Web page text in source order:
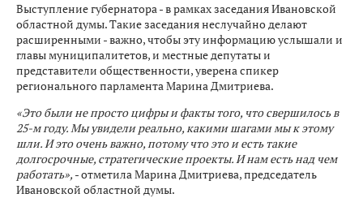
Выступление губернатора - в рамках заседания Ивановской
областной думы. Такие заседания неслучайно делают
расширенными - важно, чтобы эту информацию услышали и
главы муниципалитетов, и местные депутаты и
представители общественности, уверена спикер
регионального парламента Марина Дмитриева.
«Это были не просто цифры и факты того, что свершилось в
25-м году. Мы увидели реально, какими шагами мы к этому
шли. И это очень важно, потому что это и есть такие
долгосрочные, стратегические проекты. И нам есть над чем
работать», - отметила Марина Дмитриева, председатель
Ивановской областной думы.